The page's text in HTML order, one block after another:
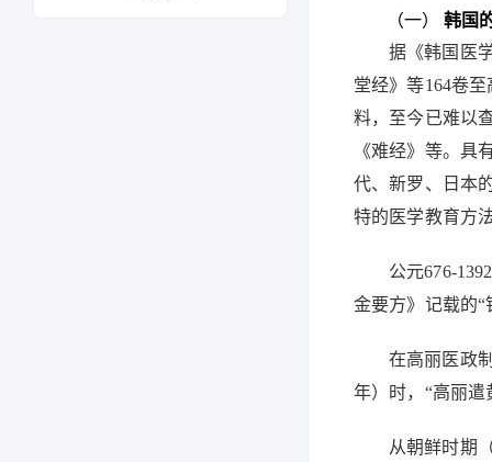
（一） 韩国
据《韩国医
堂经》等164卷至
料，至今已难以
《难经》等。具
代、新罗、日本
特的医学教育方
公元676-1392
金要方》记载的“
在高丽医政
年）时， “高丽遣
从朝鲜时期